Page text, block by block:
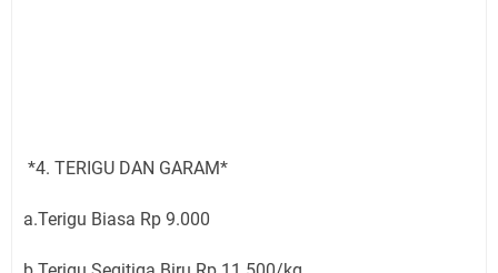
*4. TERIGU DAN GARAM*
a.Terigu Biasa Rp 9.000